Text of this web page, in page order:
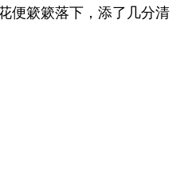
便簌簌落下，添了几分清